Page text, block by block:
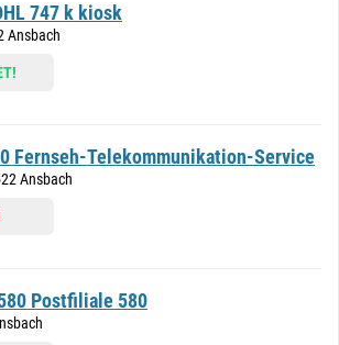
747 k kiosk
Ansbach
Fernseh-Telekommunikation-Service
Ansbach
Postfiliale 580